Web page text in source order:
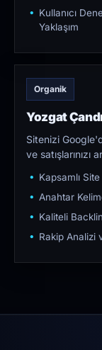
Kullanıcı
Yaklaşım
Organik
Yozgat
Sitenizi
ve satışlarınızı
Kapsamlı
Anahtar
Kaliteli
Rakip Analizi